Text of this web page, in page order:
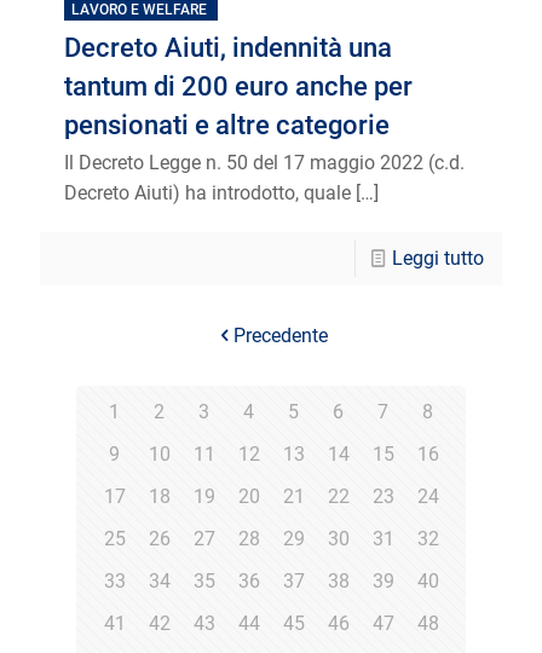
LAVORO E WELFARE
Decreto Aiuti, indennità una
tantum di 200 euro anche per
pensionati e altre categorie
Il Decreto Legge n. 50 del 17 maggio 2022 (c.d.
Decreto Aiuti) ha introdotto, quale […]
Leggi tutto
Precedente
1 2 3 4 5 6 7
8
9
10 11 12 13 14 15
16
17
18 19 20 21 22 23
24
25
26 27 28 29 30 31
32
33
34 35 36 37 38 39
40
41
42 43 44 45 46 47
48